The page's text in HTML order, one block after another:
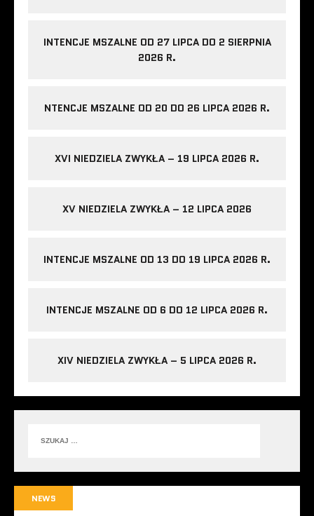
INTENCJE MSZALNE OD 27 LIPCA DO 2 SIERPNIA
2026 R.
NTENCJE MSZALNE OD 20 DO 26 LIPCA 2026 R.
XVI NIEDZIELA ZWYKŁA – 19 LIPCA 2026 R.
XV NIEDZIELA ZWYKŁA – 12 LIPCA 2026
INTENCJE MSZALNE OD 13 DO 19 LIPCA 2026 R.
INTENCJE MSZALNE OD 6 DO 12 LIPCA 2026 R.
XIV NIEDZIELA ZWYKŁA – 5 LIPCA 2026 R.
NEWS